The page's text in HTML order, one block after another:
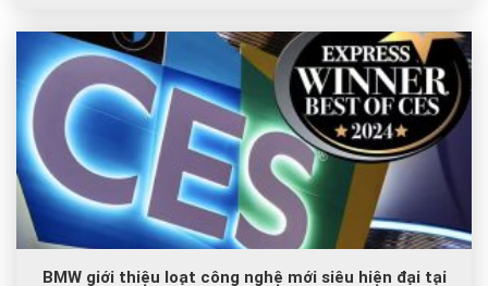
BMW giới thiệu loạt công nghệ mới siêu hiện đại tại